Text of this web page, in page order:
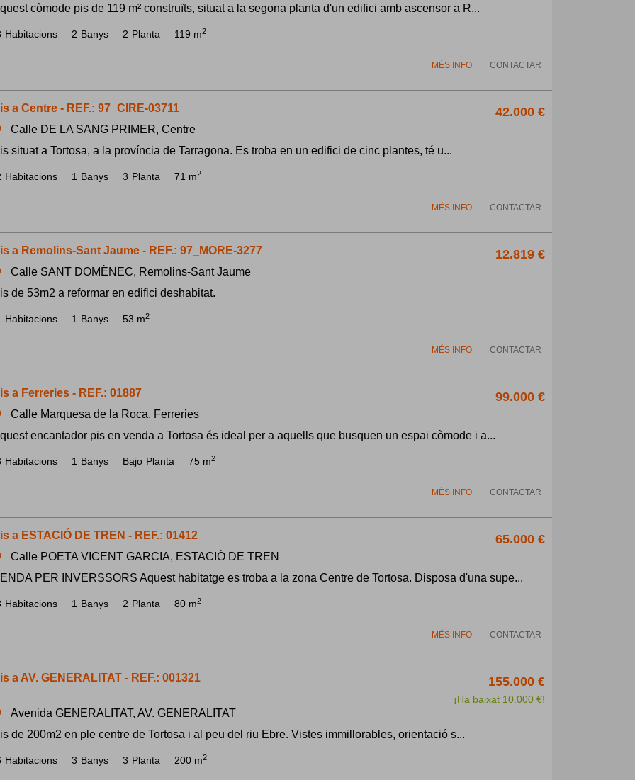
còmode pis de 119 m² construïts, situat a la segona planta d'un edifici amb ascensor a R...
Habitacions 2 Banys 2 Planta 119 m2
CONTACTAR
MÉS INFO
a Centre - REF.: 97_CIRE-03711 42.000 €
Calle DE LA SANG PRIMER, Centre
situat a Tortosa, a la província de Tarragona. Es troba en un edifici de cinc plantes, té u...
Habitacions 1 Banys 3 Planta 71 m2
CONTACTAR
MÉS INFO
a Remolins-Sant Jaume - REF.: 97_MORE-3277 12.819 €
Calle SANT DOMÈNEC, Remolins-Sant Jaume
de 53m2 a reformar en edifici deshabitat.
Habitacions 1 Banys 53 m2
CONTACTAR
MÉS INFO
a Ferreries - REF.: 01887 99.000 €
Calle Marquesa de la Roca, Ferreries
encantador pis en venda a Tortosa és ideal per a aquells que busquen un espai còmode i a...
Habitacions 1 Banys Bajo Planta 75 m2
CONTACTAR
MÉS INFO
a ESTACIÓ DE TREN - REF.: 01412 65.000 €
Calle POETA VICENT GARCIA, ESTACIÓ DE TREN
PER INVERSSORS Aquest habitatge es troba a la zona Centre de Tortosa. Disposa d'una supe...
Habitacions 1 Banys 2 Planta 80 m2
CONTACTAR
MÉS INFO
a AV. GENERALITAT - REF.: 001321 155.000 €
¡Ha baixat 10.000 €!
Avenida GENERALITAT, AV. GENERALITAT
de 200m2 en ple centre de Tortosa i al peu del riu Ebre. Vistes immillorables, orientació s...
Habitacions 3 Banys 3 Planta 200 m2